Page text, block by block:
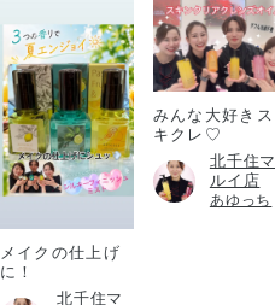
メイクの仕上げ
に！
北千住マ
みんな大好きス
キクレ♡
北千住マ
ルイ店
あゆっち